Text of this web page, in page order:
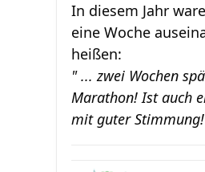
In diesem Jahr
eine Woche
heißen:
" ... zwei Wochen
Marathon! Ist auch
mit guter